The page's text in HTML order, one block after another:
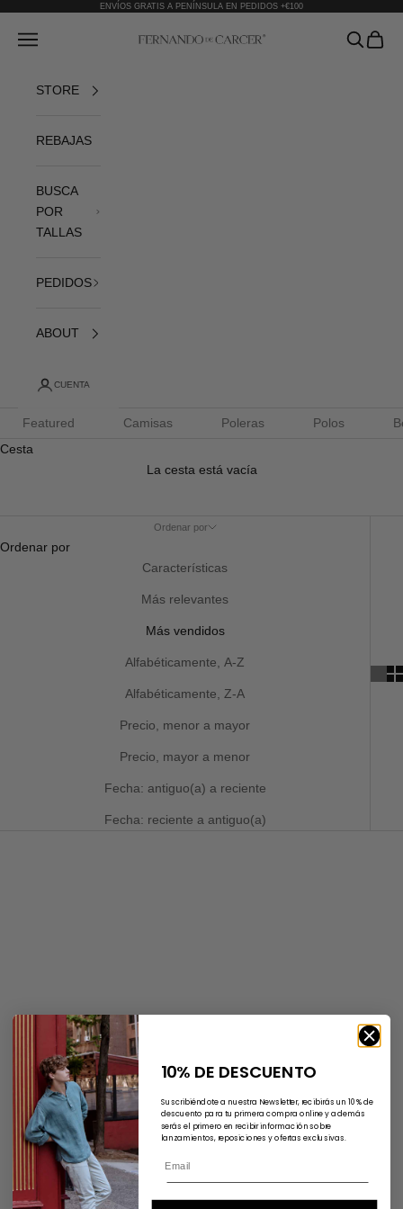
ENVÍOS GRATIS A PENÍNSULA EN PEDIDOS +€100
Fernando de Cárcer
Abrir menú de navegación AbrirAbrir
STORE
REBAJAS
BUSCA
POR
TALLAS
PEDIDOS
ABOUT
CUENTA
Featured Camisas Poleras Polos
Cesta
La cesta está vacía
Ordenar por
Ordenar por
Características
Más relevantes
Más vendidos
Alfabéticamente, A-Z
Alfabéticamente, Z-A
Precio, menor a mayor
Precio, mayor a menor
Fecha: antiguo(a) a reciente
Fecha: reciente a antiguo(a)
Elige opciones
Jersey Cuello Redondo
Shetland - Verde Celeste
10% DE DESCUENTO
Suscribiéndote a nuestra Newsletter, recibirás un 10% de
descuento para tu primera compra online y además
serás el primero en recibir información sobre
lanzamientos, reposiciones y ofertas exclusivas.